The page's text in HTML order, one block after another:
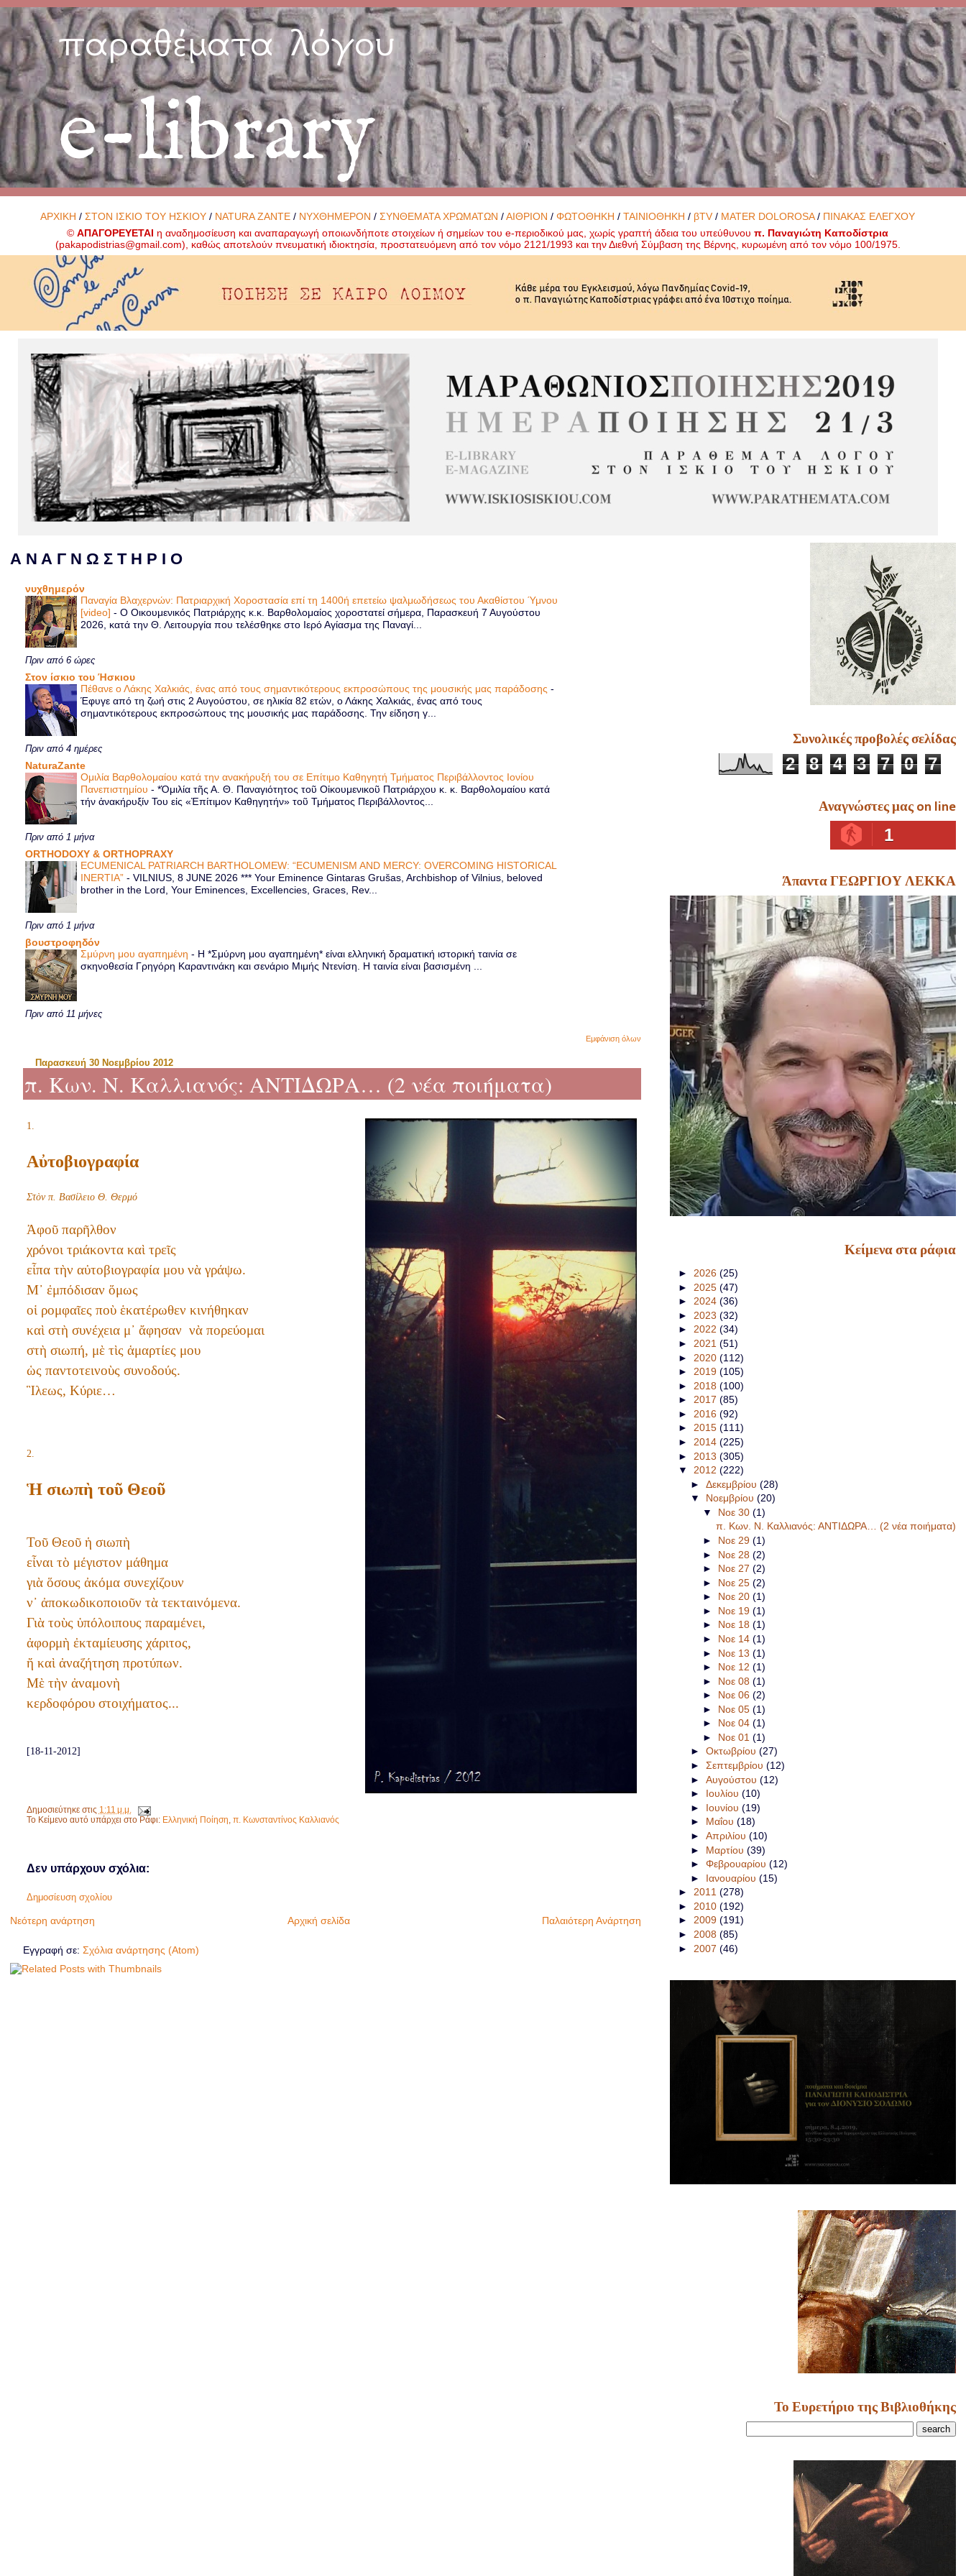
παραθέματα λόγου
e-library
ΑΡΧΙΚΗ /ΣΤΟΝ ΙΣΚΙΟ ΤΟΥ ΗΣΚΙΟΥ / NATURA ZANTE / ΝΥΧΘΗΜΕΡΟΝ /ΣΥΝΘΕΜΑΤΑ ΧΡΩΜΑΤΩΝ /ΑΙΘΡΙΟΝ /ΦΩΤΟΘΗΚΗ /ΤΑΙΝΙΟΘΗΚΗ / βTV / MATER DOLOROSA/ ΠΙΝΑΚΑΣ ΕΛΕΓΧΟΥ
©ΑΠΑΓΟΡΕΥΕΤΑΙ η αναδημοσίευση και αναπαραγωγή οποιωνδήποτε στοιχείων ή σημείων του e-περιοδικού μας, χωρίς γραπτή άδεια του υπεύθυνουπ. Παναγιώτη Καποδίστρια
(pakapodistrias@gmail.com), καθώς αποτελούν πνευματική ιδιοκτησία, προστατευόμενη από τον νόμο 2121/1993 και την Διεθνή Σύμβαση της Βέρνης, κυρωμένη από τον νόμο 100/1975.
Α Ν Α Γ Ν Ω Σ Τ Η Ρ Ι Ο
νυχθημερόν
Παναγία Βλαχερνών: Πατριαρχική Χοροστασία επί τη 1400ή επετείω ψαλμωδήσεως του Ακαθίστου Ύμνου
[video]-Ο Οικουμενικός Πατριάρχης κ.κ. Βαρθολομαίος χοροστατεί σήμερα, Παρασκευή 7 Αυγούστου
2026, κατά την Θ. Λειτουργία που τελέσθηκε στο Ιερό Αγίασμα της Παναγί...
Πριν από 6 ώρες
Στον ίσκιο του Ήσκιου
Πέθανε ο Λάκης Χαλκιάς, ένας από τους σημαντικότερους εκπροσώπους της μουσικής μας παράδοσης-
Έφυγε από τη ζωή στις 2 Αυγούστου, σε ηλικία 82 ετών, ο Λάκης Χαλκιάς, ένας από τους
σημαντικότερους εκπροσώπους της μουσικής μας παράδοσης. Την είδηση γ...
Πριν από 4 ημέρες
NaturaZante
Ομιλία Βαρθολομαίου κατά την ανακήρυξή του σε Επίτιμο Καθηγητή Τμήματος Περιβάλλοντος Ιονίου
Πανεπιστημίου-*Ὁμιλία τῆς Α. Θ. Παναγιότητος τοῦ Οἰκουμενικοῦ Πατριάρχου κ. κ. Βαρθολομαίου κατά
τήν ἀνακήρυξίν Του εἰς «Ἐπίτιμον Καθηγητήν» τοῦ Τμήματος Περιβάλλοντος...
Πριν από 1 μήνα
ORTHODOXY & ORTHOPRAXY
ECUMENICAL PATRIARCH BARTHOLOMEW: “ECUMENISM AND MERCY: OVERCOMING HISTORICAL
INERTIA”-VILNIUS, 8 JUNE 2026 *** Your Eminence Gintaras Grušas, Archbishop of Vilnius, beloved
brother in the Lord, Your Eminences, Excellencies, Graces, Rev...
Πριν από 1 μήνα
βουστροφηδόν
Σμύρνη μου αγαπημένη- Η *Σμύρνη μου αγαπημένη* είναι ελληνική δραματική ιστορική ταινία σε
σκηνοθεσία Γρηγόρη Καραντινάκη και σενάριο Μιμής Ντενίση. Η ταινία είναι βασισμένη ...
Πριν από 11 μήνες
Εμφάνιση όλων
Παρασκευή 30 Νοεμβρίου 2012
π. Κων. Ν. Καλλιανός: ΑΝΤΙΔΩΡΑ… (2 νέα ποιήματα)
1.
Αὐτοβιογραφία
Στὸν π. Βασίλειο Θ. Θερμό
Ἀφοῦ παρῆλθον
χρόνοι τριάκοντα καὶ τρεῖς
εἶπα τὴν αὐτοβιογραφία μου νὰ γράψω.
Μ᾿ ἐμπόδισαν ὅμως
οἱ ρομφαῖες ποὺ ἑκατέρωθεν κινήθηκαν
καὶ στὴ συνέχεια μ᾿ ἄφησαν νὰ πορεύομαι
στὴ σιωπή, μὲ τὶς ἁμαρτίες μου
ὡς παντοτεινοὺς συνοδούς.
Ἳλεως, Κύριε…
2.
Ἡ σιωπὴ τοῦ Θεοῦ
Τοῦ Θεοῦ ἡ σιωπὴ
εἶναι τὸ μέγιστον μάθημα
γιὰ ὅσους ἀκόμα συνεχίζουν
ν᾿ ἀποκωδικοποιοῦν τὰ τεκταινόμενα.
Γιὰ τοὺς ὑπόλοιπους παραμένει,
ἀφορμὴ ἐκταμίευσης χάριτος,
ἤ καὶ ἀναζήτηση προτύπων.
Μὲ τὴν ἀναμονὴ
κερδοφόρου στοιχήματος...
[18-11-2012]
Δημοσιεύτηκε στις 1:11 μ.μ.
Το Κείμενο αυτό υπάρχει στο Ράφι: Ελληνική Ποίηση π. Κωνσταντίνος Καλλιανός
Δεν υπάρχουν σχόλια:
Δημοσίευση σχολίου
Νεότερη ανάρτηση Παλαιότερη Ανάρτηση
Αρχική σελίδα
Εγγραφή σε: Σχόλια ανάρτησης (Atom)
Συνολικές προβολές σελίδας
2 8 4 3 7 0 7
Αναγνώστες μας on line
1
Άπαντα ΓΕΩΡΓΙΟΥ ΛΕΚΚΑ
Κείμενα στα ράφια
► 2026 (25)
► 2025 (47)
► 2024 (36)
► 2023 (32)
► 2022 (34)
► 2021 (51)
► 2020 (112)
► 2019 (105)
► 2018 (100)
► 2017 (85)
► 2016 (92)
► 2015 (111)
► 2014 (225)
► 2013 (305)
▼ 2012 (222)
► Δεκεμβρίου (28)
▼ Νοεμβρίου (20)
▼ Νοε 30(1)
π. Κων. Ν. Καλλιανός: ΑΝΤΙΔΩΡΑ… (2 νέα ποιήματα)
► Νοε 29(1)
► Νοε 28(2)
► Νοε 27(2)
► Νοε 25(2)
► Νοε 20(1)
► Νοε 19(1)
► Νοε 18(1)
► Νοε 14(1)
► Νοε 13(1)
► Νοε 12(1)
► Νοε 08(1)
► Νοε 06(2)
► Νοε 05(1)
► Νοε 04(1)
► Νοε 01(1)
► Οκτωβρίου (27)
► Σεπτεμβρίου (12)
► Αυγούστου (12)
► Ιουλίου (10)
► Ιουνίου (19)
► Μαΐου (18)
► Απριλίου (10)
► Μαρτίου (39)
► Φεβρουαρίου (12)
► Ιανουαρίου (15)
► 2011 (278)
► 2010 (192)
► 2009 (191)
► 2008 (85)
► 2007 (46)
Το Ευρετήριο της Βιβλιοθήκης